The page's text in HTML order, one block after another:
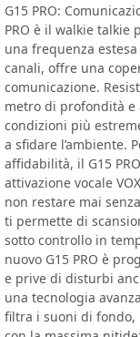
G15 PRO:
PRO è il walkie talkie
una frequenza estesa
canali, offre una
comunicazione.
metro di profondità
condizioni più
a sfidare l’ambiente.
affidabilità, il G15
attivazione vocale
non restare mai
ti permette di
sotto controllo in
nuovo G15 PRO è
e prive di disturbi
una tecnologia
filtra i suoni di fondo,